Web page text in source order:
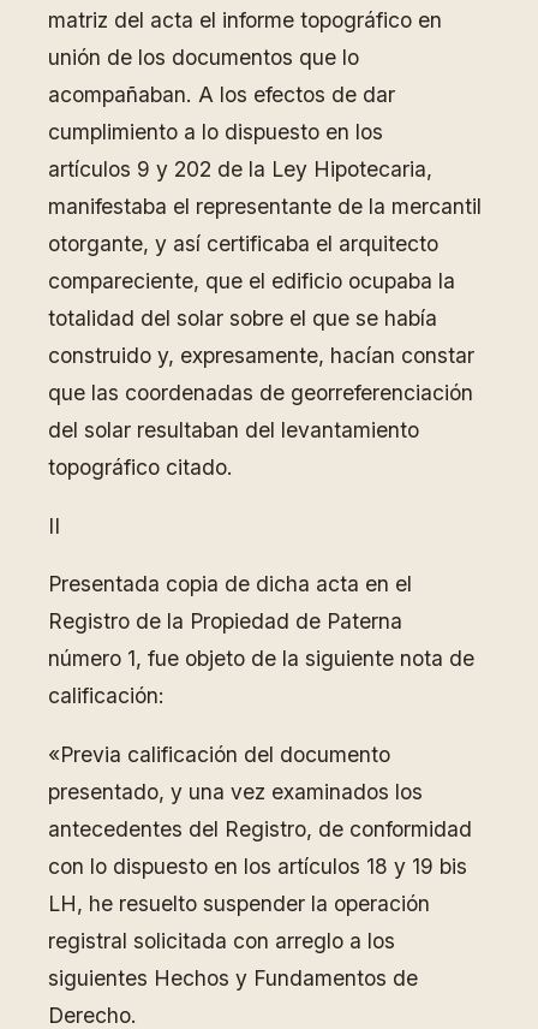
matriz del acta el informe topográfico en
unión de los documentos que lo
acompañaban. A los efectos de dar
cumplimiento a lo dispuesto en los
artículos 9 y 202 de la Ley Hipotecaria,
manifestaba el representante de la mercantil
otorgante, y así certificaba el arquitecto
compareciente, que el edificio ocupaba la
totalidad del solar sobre el que se había
construido y, expresamente, hacían constar
que las coordenadas de georreferenciación
del solar resultaban del levantamiento
topográfico citado.
II
Presentada copia de dicha acta en el
Registro de la Propiedad de Paterna
número 1, fue objeto de la siguiente nota de
calificación:
«Previa calificación del documento
presentado, y una vez examinados los
antecedentes del Registro, de conformidad
con lo dispuesto en los artículos 18 y 19 bis
LH, he resuelto suspender la operación
registral solicitada con arreglo a los
siguientes Hechos y Fundamentos de
Derecho.